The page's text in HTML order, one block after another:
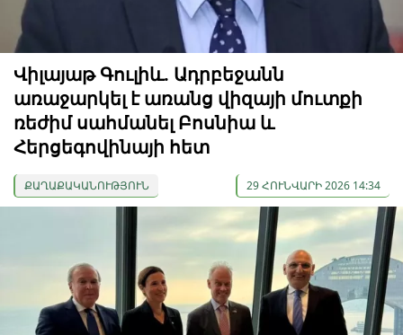
Վիլայաթ Գուլիև. Ադրբեջանն
առաջարկել է առանց վիզայի մուտքի
ռեժիմ սահմանել Բոսնիա և
Հերցեգովինայի հետ
ՔԱՂԱՔԱԿԱՆՈՒԹՅՈՒՆ 29 ՀՈՒՆՎԱՐԻ 2026 14:34